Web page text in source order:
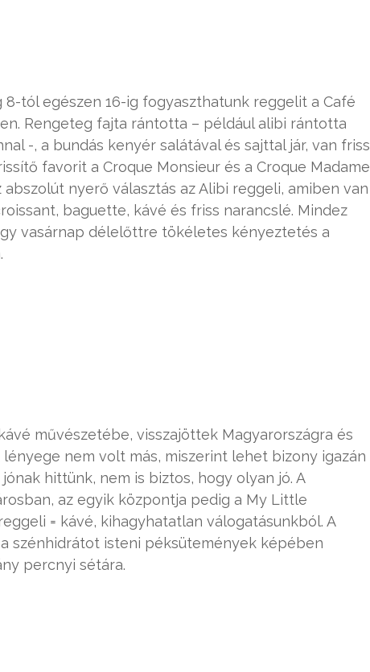
tól egészen 16-ig fogyaszthatunk reggelit a Café
Rengeteg fajta rántotta – például alibi rántotta
-, a bundás kenyér salátával és sajttal jár, van friss
favorit a Croque Monsieur és a Croque Madame
nyerő választás az Alibi reggeli, amiben van
baguette, kávé és friss narancslé. Mindez
vasárnap délelőttre tökéletes kényeztetés a
művészetébe, visszajöttek Magyarországra és
nem volt más, miszerint lehet bizony igazán
hittünk, nem is biztos, hogy olyan jó. A
az egyik központja pedig a My Little
= kávé, kihagyhatatlan válogatásunkból. A
szénhidrátot isteni péksütemények képében
percnyi sétára.